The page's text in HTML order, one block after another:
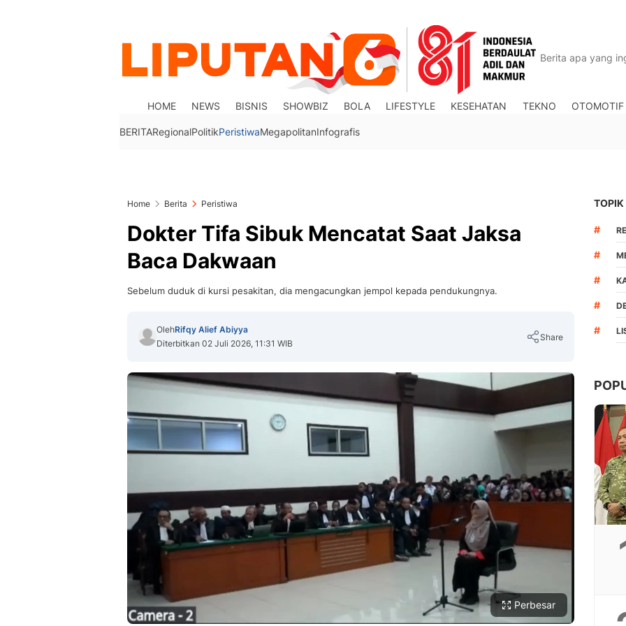
HOME NEWS BISNIS SHOWBIZ BOLA LIFESTYLE KESEHATAN TEKNO OTOMOTIF
BERITARegionalPolitikPeristiwaMegapolitanInfografis
Home Berita Peristiwa
Dokter Tifa Sibuk Mencatat Saat Jaksa
Baca Dakwaan
Sebelum duduk di kursi pesakitan, dia mengacungkan jempol kepada pendukungnya.
OlehRifqy Alief Abiyya
Diterbitkan 02 Juli 2026, 11:31 WIB
Share
Copy Link
Perbesar
TOPIK
#
#
#
#
#